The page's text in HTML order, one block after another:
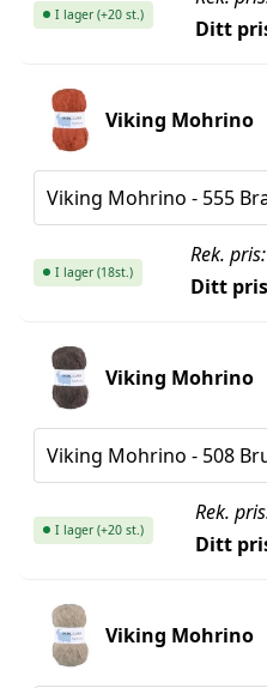
Ditt
I lager (+20 st.)
Viking Mohrino
Rek. pris:
Ditt
I lager (18st.)
Viking Mohrino
Rek.
Ditt
I lager (+20 st.)
Viking Mohrino